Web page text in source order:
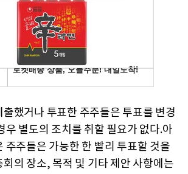
했거나 투표한 주주들은 투표를 변경
우 별도의 조치를 취할 필요가 없다.아
주주들은 가능한 한 빨리 투표할 것을
의 장소, 목적 및 기타 제안 사항에는